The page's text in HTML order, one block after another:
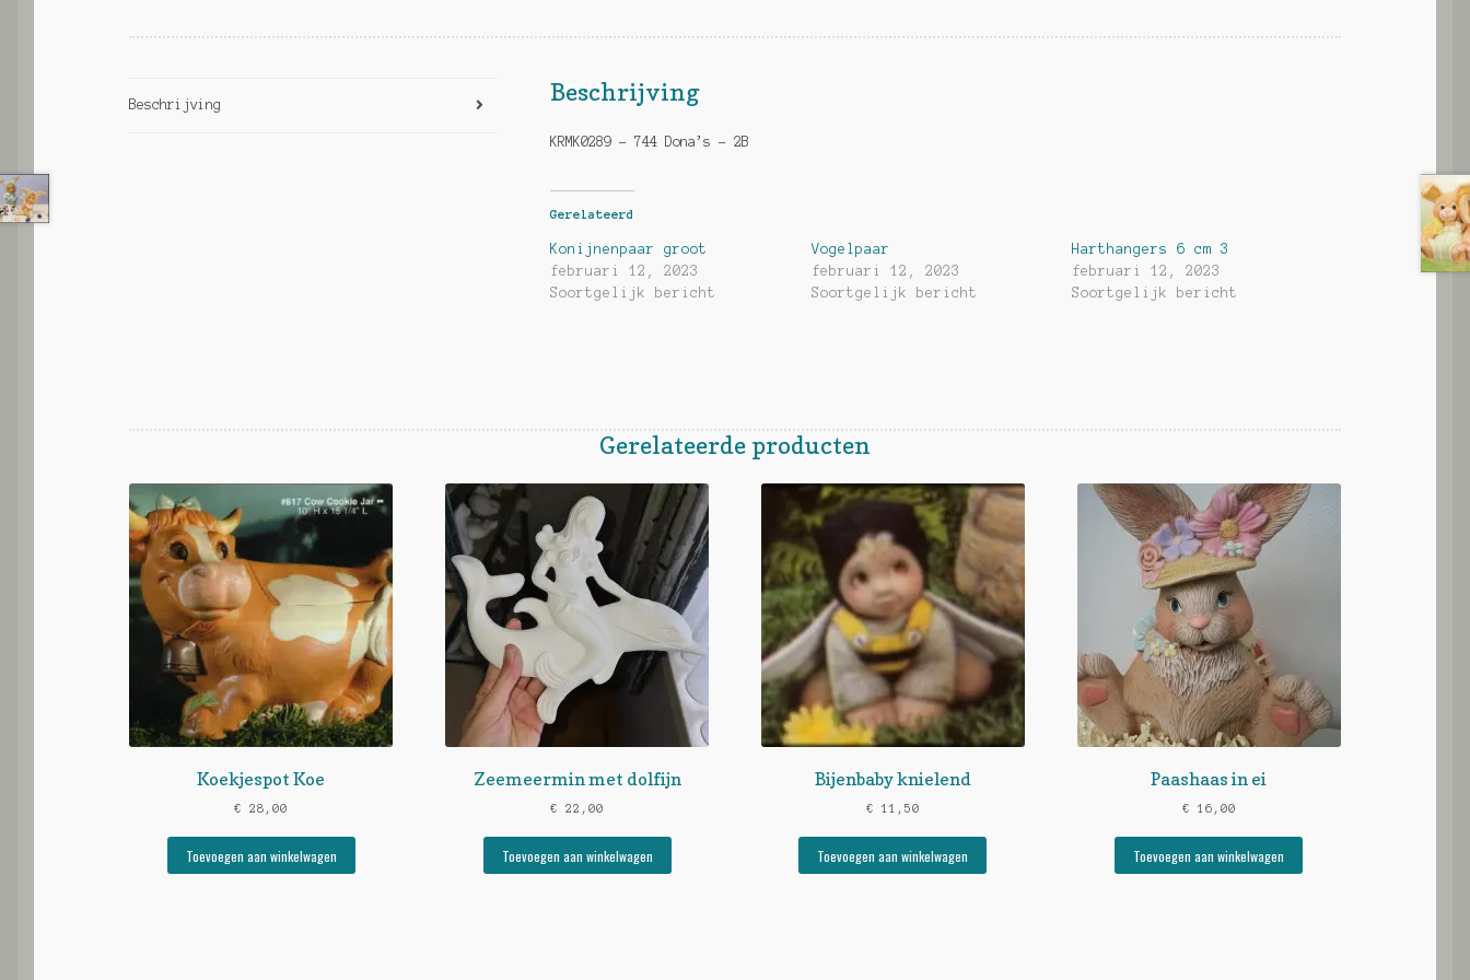
Beschrijving Beschrijving
KRMK0289 – 744 Dona’s – 2B
Gerelateerd
Konijnenpaar groot
februari 12, 2023
Soortgelijk bericht
Vogelpaar
februari 12, 2023
Soortgelijk bericht
Harthangers 6 cm 3
februari 12, 2023
Soortgelijk bericht
Gerelateerde producten
Koekjespot Koe
€ 28,00
Toevoegen aan winkelwagen
Zeemeermin met dolfijn
€ 22,00
Toevoegen aan winkelwagen
Bijenbaby knielend
€ 11,50
Toevoegen aan winkelwagen
Paashaas in ei
€ 16,00
Toevoegen aan winkelwagen